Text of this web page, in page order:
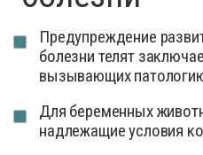
Предупреждение
болезни телят
вызывающих
Для беременных
надлежащие условия